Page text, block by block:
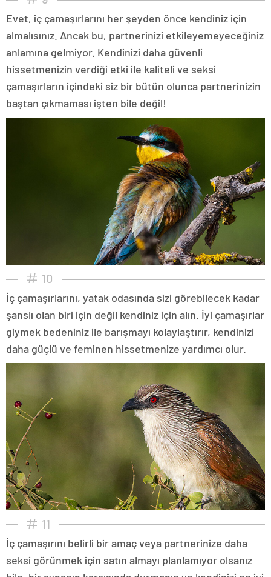
Evet, iç çamaşırlarını her şeyden önce kendiniz için
almalısınız. Ancak bu, partnerinizi etkileyemeyeceğiniz
anlamına gelmiyor. Kendinizi daha güvenli
hissetmenizin verdiği etki ile kaliteli ve seksi
çamaşırların içindeki siz bir bütün olunca partnerinizin
baştan çıkmaması işten bile değil!
10
İç çamaşırlarını, yatak odasında sizi görebilecek kadar
şanslı olan biri için değil kendiniz için alın. İyi çamaşırlar
giymek bedeniniz ile barışmayı kolaylaştırır, kendinizi
daha güçlü ve feminen hissetmenize yardımcı olur.
11
İç çamaşırını belirli bir amaç veya partnerinize daha
seksi görünmek için satın almayı planlamıyor olsanız